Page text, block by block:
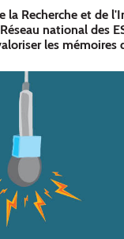
la Recherche et de
national des
les mémoires